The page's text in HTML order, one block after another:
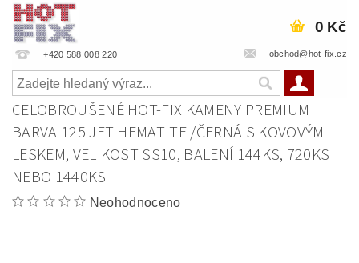
+420 588 008 220 obchod@hot-fix.cz
0 Kč
CELOBROUŠENÉ HOT-FIX KAMENY PREMIUM
BARVA 125 JET HEMATITE /ČERNÁ S KOVOVÝM
LESKEM, VELIKOST SS10, BALENÍ 144KS, 720KS
NEBO 1440KS
Neohodnoceno